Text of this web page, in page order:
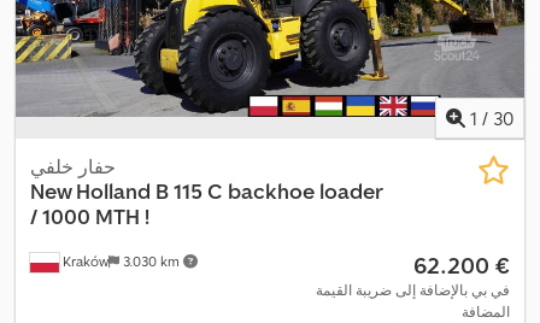
1 / 30
Kraków 3.030 km
حفار خلفي
New Holland B 115 C backhoe loader
/ 1000 MTH !
‏62.200 €
في بي بالإضافة إلى ضريبة القيمة
المضافة